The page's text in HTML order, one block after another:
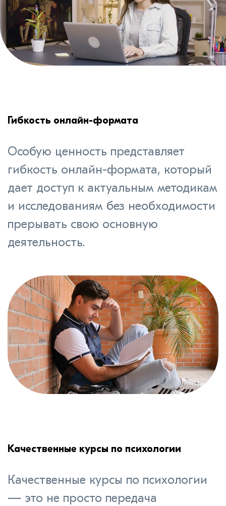
Гибкость онлайн-формата
Особую ценность представляет
гибкость онлайн-формата, который
дает доступ к актуальным методикам
и исследованиям без необходимости
прерывать свою основную
деятельность.
Качественные курсы по психологии
Качественные курсы по психологии
— это не просто передача